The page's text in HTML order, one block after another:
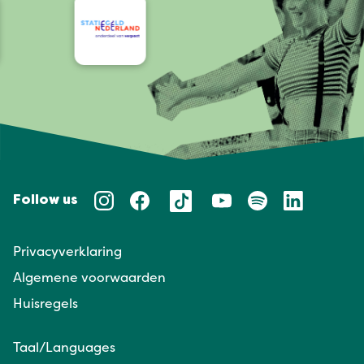
Follow us
Privacyverklaring
Algemene voorwaarden
Huisregels
Taal/Languages